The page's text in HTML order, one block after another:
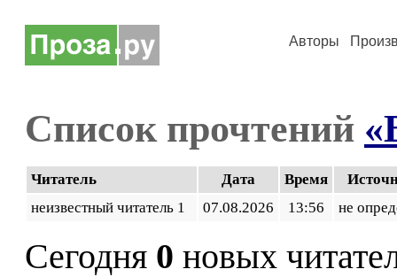
Авторы
Список прочтений
Читатель Дата Время
неизвестный читатель 1
07.08.2026 13:56 не
Сегодня 0 новых